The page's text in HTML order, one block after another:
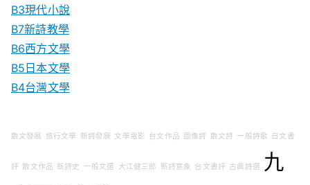
B3現代小說
B7新詩教學
B6西方文學
B5日本文學
B4台灣文學
散文發展 旅行文學 新詩發展 文學電影 台文作品 圖像詩 散文詩 一般詩歌 日文書
評 散文作品 新詩史 一般文選 大江健三郎 新詩意象 台文書評 古典詩選
九